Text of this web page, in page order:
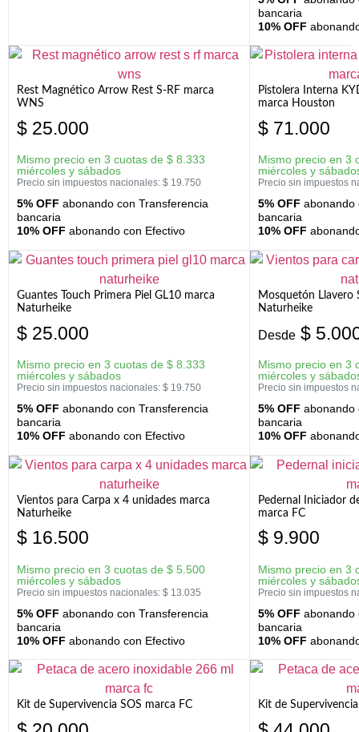
bancaria
10% OFF
Rest Magnético Arrow Rest S-RF marca
WNS
$ 25.000
Mismo precio en 3 cuotas de $ 8.333
miércoles y sábados
Precio sin impuestos nacionales: $ 19.750
5% OFF abonando con Transferencia
bancaria
10% OFF abonando con Efectivo
Pistolera Interna
marca Houston
$ 71.000
Mismo precio en 3
miércoles y
Precio sin impuestos
5% OFF abonando
bancaria
10% OFF
Guantes Touch Primera Piel GL10 marca
Naturheike
$ 25.000
Mismo precio en 3 cuotas de $ 8.333
miércoles y sábados
Precio sin impuestos nacionales: $ 19.750
5% OFF abonando con Transferencia
bancaria
10% OFF abonando con Efectivo
Mosquetón Llavero
Naturheike
Desde $
Mismo precio en 3
miércoles y
Precio sin impuestos
5% OFF abonando
bancaria
10% OFF
Vientos para Carpa x 4 unidades marca
Naturheike
$ 16.500
Mismo precio en 3 cuotas de $ 5.500
miércoles y sábados
Precio sin impuestos nacionales: $ 13.035
5% OFF abonando con Transferencia
bancaria
10% OFF abonando con Efectivo
Pedernal Iniciador
marca FC
$ 9.900
Mismo precio en 3
miércoles y
Precio sin impuestos
5% OFF abonando
bancaria
10% OFF
Kit de Supervivencia SOS marca FC Kit de